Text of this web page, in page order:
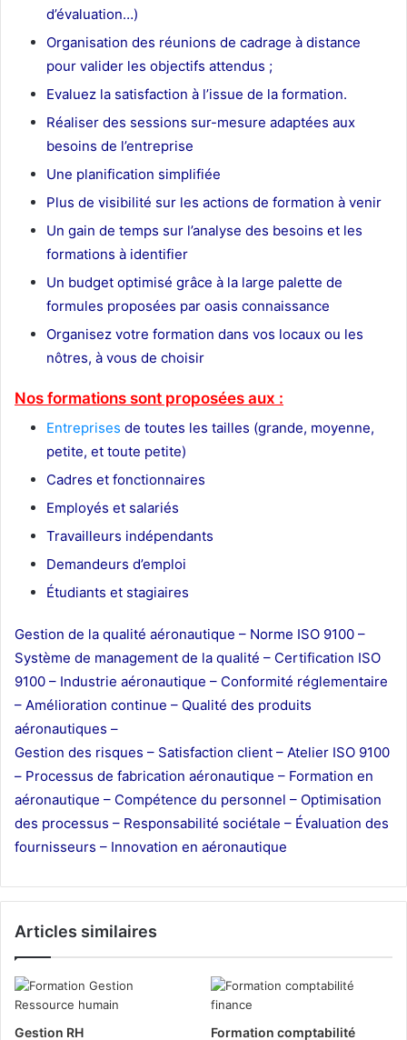
d’évaluation…)
Organisation des réunions de cadrage à distance
pour valider les objectifs attendus ;
Evaluez la satisfaction à l’issue de la formation.
Réaliser des sessions sur-mesure adaptées aux
besoins de l’entreprise
Une planification simplifiée
Plus de visibilité sur les actions de formation à venir
Un gain de temps sur l’analyse des besoins et les
formations à identifier
Un budget optimisé grâce à la large palette de
formules proposées par oasis connaissance
Organisez votre formation dans vos locaux ou les
nôtres, à vous de choisir
Nos formations sont proposées aux :
Entreprises de toutes les tailles (grande, moyenne,
petite, et toute petite)
Cadres et fonctionnaires
Employés et salariés
Travailleurs indépendants
Demandeurs d’emploi
Étudiants et stagiaires
Gestion de la qualité aéronautique – Norme ISO 9100 –
Système de management de la qualité – Certification ISO
9100 – Industrie aéronautique – Conformité réglementaire
– Amélioration continue – Qualité des produits
aéronautiques –
Gestion des risques – Satisfaction client – Atelier ISO 9100
– Processus de fabrication aéronautique – Formation en
aéronautique – Compétence du personnel – Optimisation
des processus – Responsabilité sociétale – Évaluation des
fournisseurs – Innovation en aéronautique
Articles similaires
Gestion RH Formation comptabilité